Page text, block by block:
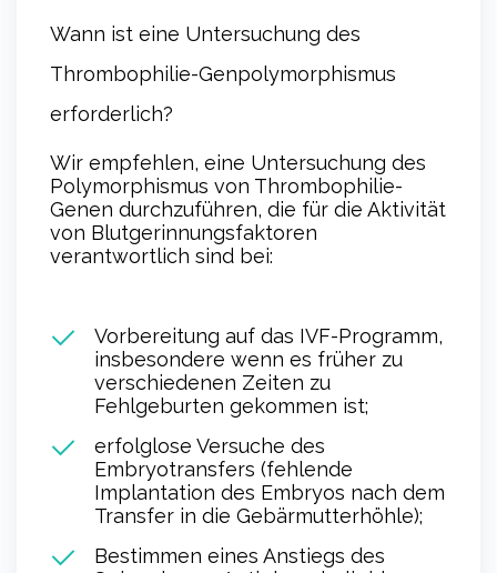
Wann ist eine Untersuchung des
Thrombophilie-Genpolymorphismus
erforderlich?
Wir empfehlen, eine Untersuchung des
Polymorphismus von Thrombophilie-
Genen durchzuführen, die für die Aktivität
von Blutgerinnungsfaktoren
verantwortlich sind bei:
Vorbereitung auf das IVF-Programm,
insbesondere wenn es früher zu
verschiedenen Zeiten zu
Fehlgeburten gekommen ist;
erfolglose Versuche des
Embryotransfers (fehlende
Implantation des Embryos nach dem
Transfer in die Gebärmutterhöhle);
Bestimmen eines Anstiegs des